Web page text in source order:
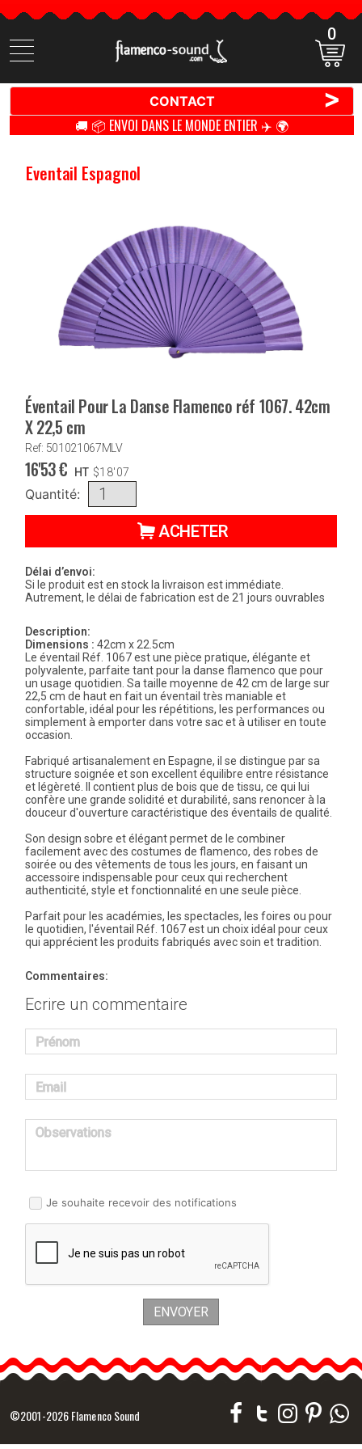
Cherchez
des
0
CONTACT >
🚚 📦 ENVOI DANS LE MONDE ENTIER ✈️ 🌍
Eventail Espagnol
Éventail Pour La Danse Flamenco réf 1067. 42cm
X 22,5 cm
Ref: 501021067MLV
16'53€ HT $18'07
Quantité:
ACHETER
Délai d’envoi:
Si le produit est en stock la livraison est immédiate.
Autrement, le délai de fabrication est de 21 jours ouvrables
Description:
Dimensions : 42cm x 22.5cm
Le éventail Réf. 1067 est une pièce pratique, élégante et
polyvalente, parfaite tant pour la danse flamenco que pour
un usage quotidien. Sa taille moyenne de 42 cm de large sur
22,5 cm de haut en fait un éventail très maniable et
confortable, idéal pour les répétitions, les performances ou
simplement à emporter dans votre sac et à utiliser en toute
occasion.
Fabriqué artisanalement en Espagne, il se distingue par sa
structure soignée et son excellent équilibre entre résistance
et légèreté. Il contient plus de bois que de tissu, ce qui lui
confère une grande solidité et durabilité, sans renoncer à la
douceur d'ouverture caractéristique des éventails de qualité.
Son design sobre et élégant permet de le combiner
facilement avec des costumes de flamenco, des robes de
soirée ou des vêtements de tous les jours, en faisant un
accessoire indispensable pour ceux qui recherchent
authenticité, style et fonctionnalité en une seule pièce.
Parfait pour les académies, les spectacles, les foires ou pour
le quotidien, l'éventail Réf. 1067 est un choix idéal pour ceux
qui apprécient les produits fabriqués avec soin et tradition.
Commentaires:
Ecrire un commentaire
Prénom
Email
Observations
Je souhaite recevoir des notifications
ENVOYER
©2001-2026 Flamenco Sound